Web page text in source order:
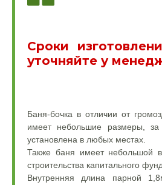
Сроки
уточняйте у
Баня-бочка в отличии от
имеет небольшие размеры,
установлена в любых местах.
Также баня имеет небольшой
строительства капитального
Внутренняя длина парной